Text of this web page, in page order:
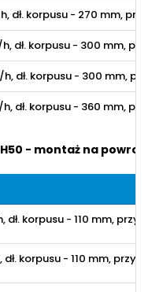
, dł. korpusu - 270 mm,
h, dł. korpusu - 300 mm,
h, dł. korpusu - 300 mm,
h, dł. korpusu - 360 mm,
- montaż na
dł. korpusu - 110 mm,
, dł. korpusu - 110 mm,